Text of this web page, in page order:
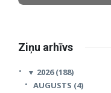
Ziņu arhīvs
▼ 2026 (188)
AUGUSTS (4)